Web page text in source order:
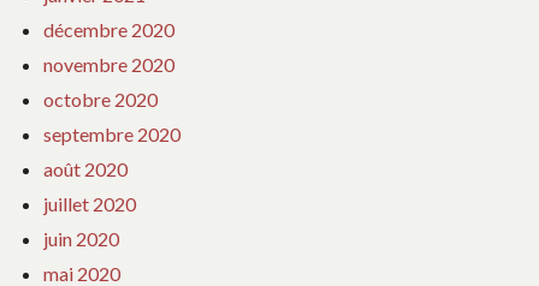
décembre 2020
novembre 2020
octobre 2020
septembre 2020
août 2020
juillet 2020
juin 2020
mai 2020